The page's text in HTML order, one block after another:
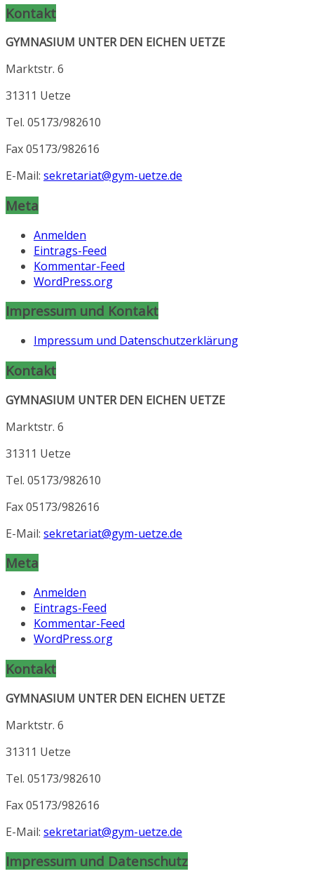
Kontakt
GYMNASIUM UNTER DEN EICHEN UETZE
Marktstr. 6
31311 Uetze
Tel. 05173/982610
Fax 05173/982616
E-Mail: sekretariat@gym-uetze.de
Meta
Anmelden
Eintrags-Feed
Kommentar-Feed
WordPress.org
Impressum und Kontakt
Impressum und Datenschutzerklärung
Kontakt
GYMNASIUM UNTER DEN EICHEN UETZE
Marktstr. 6
31311 Uetze
Tel. 05173/982610
Fax 05173/982616
E-Mail: sekretariat@gym-uetze.de
Meta
Anmelden
Eintrags-Feed
Kommentar-Feed
WordPress.org
Kontakt
GYMNASIUM UNTER DEN EICHEN UETZE
Marktstr. 6
31311 Uetze
Tel. 05173/982610
Fax 05173/982616
E-Mail: sekretariat@gym-uetze.de
Impressum und Datenschutz